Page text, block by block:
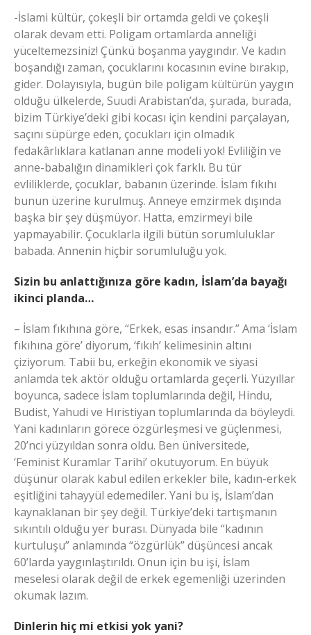
-İslami kültür, çokeşli bir ortamda geldi ve çokeşli
olarak devam etti. Poligam ortamlarda anneliği
yüceltemezsiniz! Çünkü boşanma yaygındır. Ve kadın
boşandığı zaman, çocuklarını kocasının evine bırakıp,
gider. Dolayısıyla, bugün bile poligam kültürün yaygın
olduğu ülkelerde, Suudi Arabistan’da, şurada, burada,
bizim Türkiye’deki gibi kocası için kendini parçalayan,
saçını süpürge eden, çocukları için olmadık
fedakârlıklara katlanan anne modeli yok! Evliliğin ve
anne-babalığın dinamikleri çok farklı. Bu tür
evliliklerde, çocuklar, babanın üzerinde. İslam fıkıhı
bunun üzerine kurulmuş. Anneye emzirmek dışında
başka bir şey düşmüyor. Hatta, emzirmeyi bile
yapmayabilir. Çocuklarla ilgili bütün sorumluluklar
babada. Annenin hiçbir sorumluluğu yok.
Sizin bu anlattığınıza göre kadın, İslam’da bayağı
ikinci planda…
– İslam fıkıhına göre, “Erkek, esas insandır.” Ama ‘İslam
fıkıhına göre’ diyorum, ‘fıkıh’ kelimesinin altını
çiziyorum. Tabii bu, erkeğin ekonomik ve siyasi
anlamda tek aktör olduğu ortamlarda geçerli. Yüzyıllar
boyunca, sadece İslam toplumlarında değil, Hindu,
Budist, Yahudi ve Hıristiyan toplumlarında da böyleydi.
Yani kadınların görece özgürleşmesi ve güçlenmesi,
20’nci yüzyıldan sonra oldu. Ben üniversitede,
‘Feminist Kuramlar Tarihi’ okutuyorum. En büyük
düşünür olarak kabul edilen erkekler bile, kadın-erkek
eşitliğini tahayyül edemediler. Yani bu iş, İslam’dan
kaynaklanan bir şey değil. Türkiye’deki tartışmanın
sıkıntılı olduğu yer burası. Dünyada bile “kadının
kurtuluşu” anlamında “özgürlük” düşüncesi ancak
60’larda yaygınlaştırıldı. Onun için bu işi, İslam
meselesi olarak değil de erkek egemenliği üzerinden
okumak lazım.
Dinlerin hiç mi etkisi yok yani?